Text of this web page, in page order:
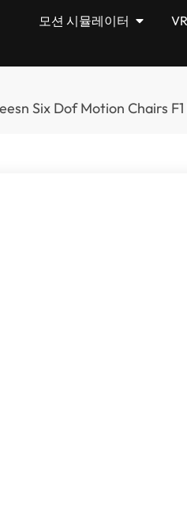
모션 시뮬레이터
Six Dof Motion Chairs